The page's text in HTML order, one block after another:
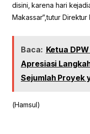
disini, karena hari
Makassar”,tutur Direktur
Baca: Ketua
Apresiasi
Sejumlah Proyek
(Hamsul)